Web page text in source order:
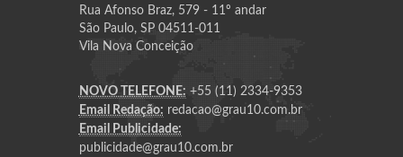
Rua Afonso Braz, 579 - 11º andar
São Paulo, SP 04511-011
Vila Nova Conceição
NOVO TELEFONE: +55 (11) 2334-9353
Email Redação: redacao@grau10.com.br
Email Publicidade:
publicidade@grau10.com.br